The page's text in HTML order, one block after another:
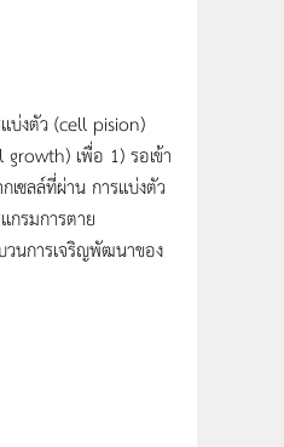
เบ่งตัว (cell pision)
growth) เพื่อ 1) รอเข้า
ซลล์ที่ผ่าน การเเบ่งตัว
กรมการตาย
วนการเจริญพัฒนาของ